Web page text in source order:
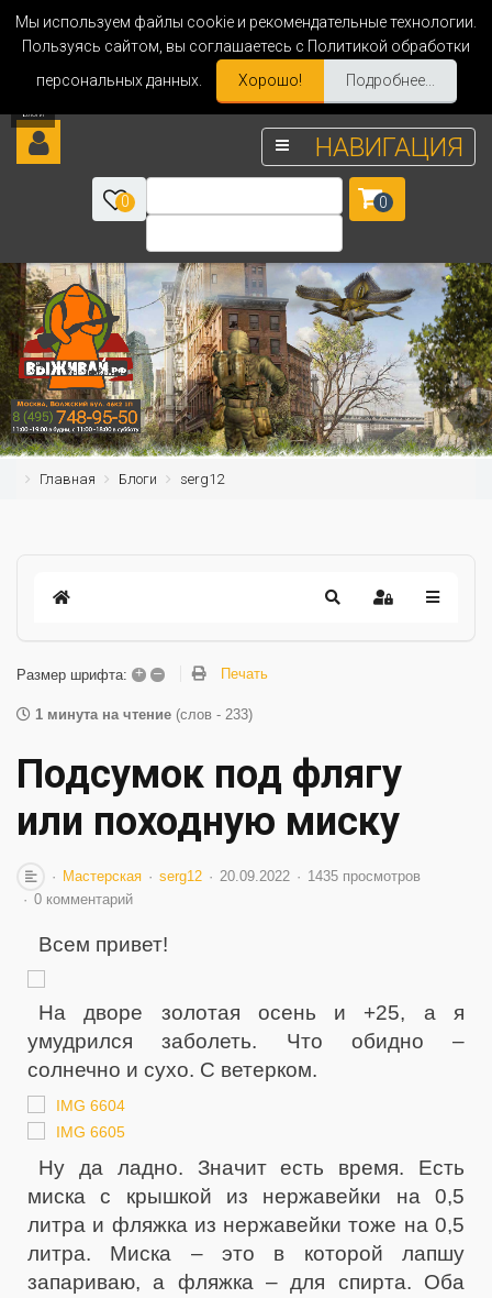
Мы используем файлы cookie и рекомендательные технологии.
Пользуясь сайтом, вы соглашаетесь с Политикой обработки
персональных данных.
Хорошо! Подробнее...
НАВИГАЦИЯ
0 0
Главная Блоги serg12
Размер шрифта: + – Печать
1 минута на чтение (слов - 233)
Подсумок под флягу
или походную миску
Мастерская serg12 20.09.2022
1435 просмотров
0 комментарий
Всем привет!
На дворе золотая осень и +25, а я
умудрился заболеть. Что обидно –
солнечно и сухо. С ветерком.
Ну да ладно. Значит есть время. Есть
миска с крышкой из нержавейки на 0,5
литра и фляжка из нержавейки тоже на 0,5
литра. Миска – это в которой лапшу
запариваю, а фляжка – для спирта. Оба